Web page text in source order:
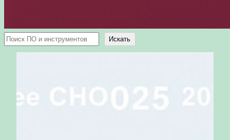
Поиск Искать